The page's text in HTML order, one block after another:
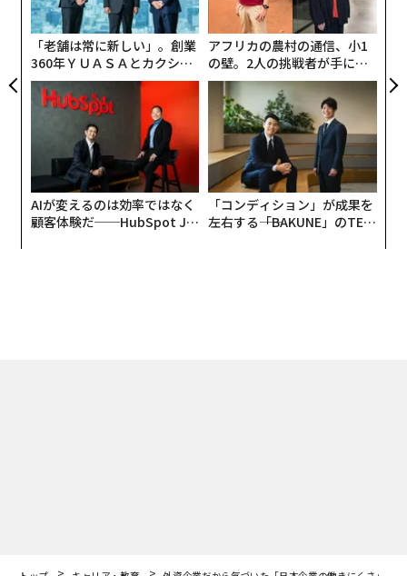
「老舗は常に新しい」。創業
360年ＹＵＡＳＡとカクシン
CEO田尻望が語る、AIを超え
る人の価値
アフリカの農村の通信、小1
の壁。2人の挑戦者が手にし
た「次なる武器」
AIが変えるのは効率ではなく
顧客体験だ──HubSpot Ja
「コンディション」が成果を
左右する――「BAKUNE」のTEN